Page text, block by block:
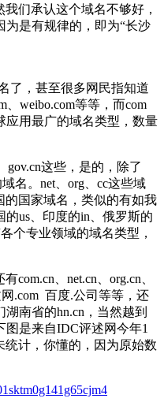
我们承认这个域名不够好，
是有规律的，即为“长沙
了，甚至很多网民指知道
、weibo.com等等，而com
应用最广的域名类型，数量
gov.cn这些，是的，除了
名。net、org、cc这些域
的国家域名，类似的有如我
us、印度的in、俄罗斯的
个专业领域的域名类型，
com.cn、net.cn、org.cn、
.com 百度.公司等等，还
南省的hn.cn，当然越到
图是来自IDC评述网今年1
统计，你懂的，因为原始数